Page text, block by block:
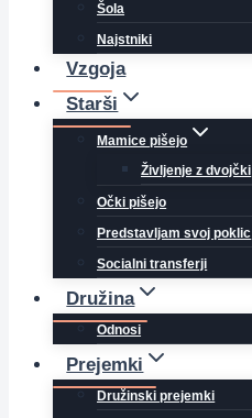
Šola
Najstniki
Vzgoja
Starši
Mamice pišejo
Življenje z dvojčki
Očki pišejo
Predstavljam svoj poklic
Socialni transferji
Družina
Odnosi
Prejemki
Družinski prejemki